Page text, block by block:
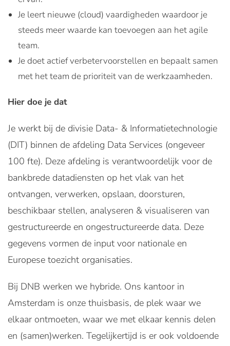
Je leert nieuwe (cloud) vaardigheden waardoor je
steeds meer waarde kan toevoegen aan het agile
team.
Je doet actief verbetervoorstellen en bepaalt samen
met het team de prioriteit van de werkzaamheden.
Hier doe je dat
Je werkt bij de divisie Data- & Informatietechnologie
(DIT) binnen de afdeling Data Services (ongeveer
100 fte). Deze afdeling is verantwoordelijk voor de
bankbrede datadiensten op het vlak van het
ontvangen, verwerken, opslaan, doorsturen,
beschikbaar stellen, analyseren & visualiseren van
gestructureerde en ongestructureerde data. Deze
gegevens vormen de input voor nationale en
Europese toezicht organisaties.
Bij DNB werken we hybride. Ons kantoor in
Amsterdam is onze thuisbasis, de plek waar we
elkaar ontmoeten, waar we met elkaar kennis delen
en (samen)werken. Tegelijkertijd is er ook voldoende